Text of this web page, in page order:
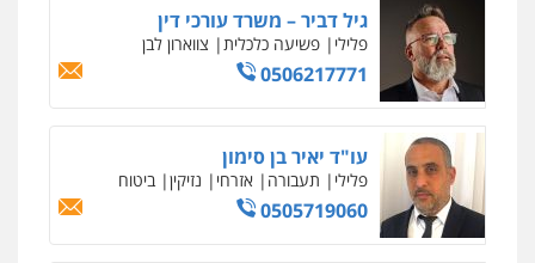
גיל דביר – משרד עורכי דין
פלילי פשיעה כלכלית צווארון לבן
0506217771
עו"ד יאיר בן סימון
פלילי תעבורה אזרחי נזיקין ביטוח
0505719060
0522508109